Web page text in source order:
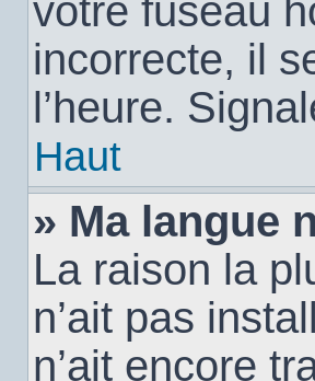
votre fuseau
incorrecte, il
l’heure.
Haut
» Ma langue
La raison la
n’ait pas
n’ait encore